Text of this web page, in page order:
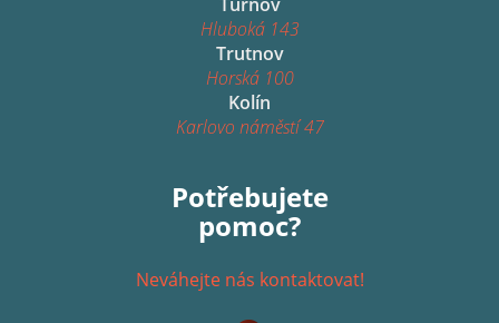
Hluboká 143
Trutnov
Horská 100
Kolín
Karlovo náměstí 47
Potřebujete
pomoc?
Neváhejte nás kontaktovat!